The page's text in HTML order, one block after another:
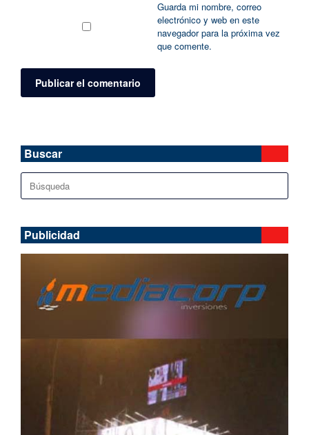
Guarda mi nombre, correo
electrónico y web en este
navegador para la próxima vez
que comente.
Buscar
Buscar:
Publicidad